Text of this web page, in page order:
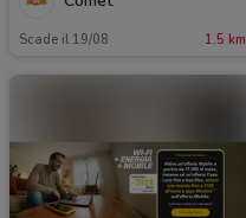
Scade il 19/08 1.5 km